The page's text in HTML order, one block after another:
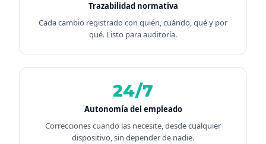
Trazabilidad normativa
Cada cambio registrado con quién, cuándo, qué y por
qué. Listo para auditoría.
24/7
Autonomía del empleado
Correcciones cuando las necesite, desde cualquier
dispositivo, sin depender de nadie.